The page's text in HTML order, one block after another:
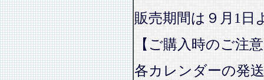
販売期間は９月1日
【ご購入時のご注
各カレンダーの発